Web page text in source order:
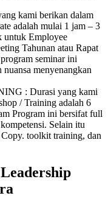
kami berikan dalam
adalah mulai 1 jam – 3
untuk Employee
Tahunan atau Rapat
seminar ini
menyenangkan
: Durasi yang kami
/ Training adalah 6
Program ini bersifat full
Selain itu
toolkit training, dan